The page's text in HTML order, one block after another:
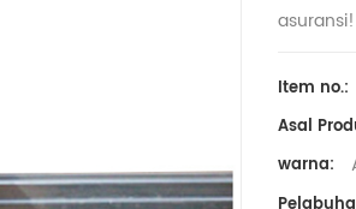
asuransi!
Item no.:
Asal
warna: